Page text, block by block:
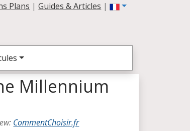
Plans |Guides & Articles |
Millennium
: CommentChoisir.fr